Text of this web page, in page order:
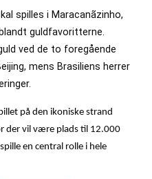
spilles i Maracanãzinho,
guldfavoritterne.
ved de to foregående
mens Brasiliens herrer
på den ikoniske strand
der vil være plads til 12.000
en central rolle i hele